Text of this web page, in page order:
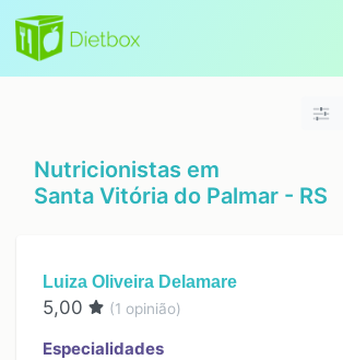
Nutricionistas em
Santa Vitória do Palmar - RS
Luiza Oliveira Delamare
5,00 (1 opinião)
Especialidades